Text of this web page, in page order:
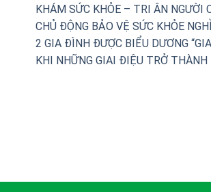
KHÁM SỨC KHỎE – TRI ÂN NGƯỜI
CHỦ ĐỘNG BẢO VỆ SỨC KHỎE
2 GIA ĐÌNH ĐƯỢC BIỂU DƯƠNG
KHI NHỮNG GIAI ĐIỆU TRỞ